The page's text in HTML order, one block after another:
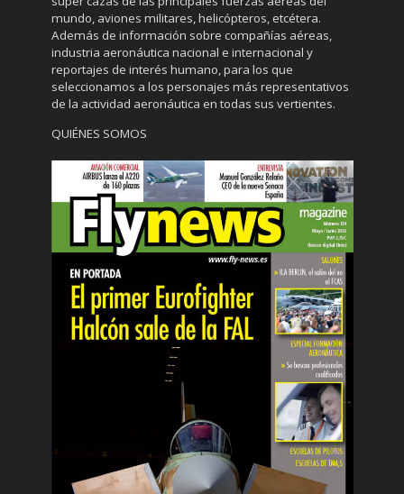
mundo, aviones militares, helicópteros, etcétera.
Además de información sobre compañías aéreas,
industria aeronáutica nacional e internacional y
reportajes de interés humano, para los que
seleccionamos a los personajes más representativos
de la actividad aeronáutica en todas sus vertientes.
QUIÉNES SOMOS